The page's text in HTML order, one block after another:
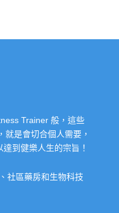
Trainer 般，這些
就是會切合個人需要，
到健樂人生的宗旨！
社區藥房和生物科技